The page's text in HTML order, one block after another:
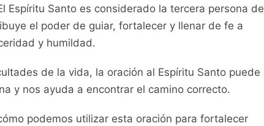
Espíritu Santo es considerado la tercera persona de
el poder de guiar, fortalecer y llenar de fe a
y humildad.
de la vida, la oración al Espíritu Santo puede
y nos ayuda a encontrar el camino correcto.
podemos utilizar esta oración para fortalecer